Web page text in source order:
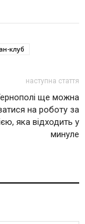
клуб
наступна стаття
ще можна
на роботу за
яка відходить у
минуле